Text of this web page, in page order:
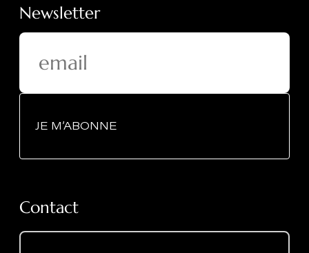
Newsletter
JE M’ABONNE
Contact